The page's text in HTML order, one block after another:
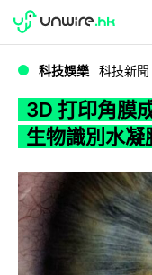
WWDC 2026
科技娛樂 科技新聞
3D 打印角膜
生物識別水凝